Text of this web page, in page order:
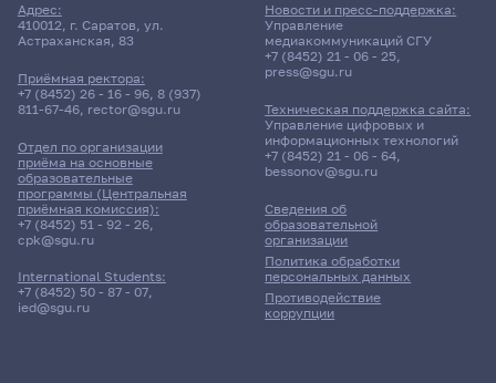
Адрес:
410012, г. Саратов, ул.
Астраханская, 83
Приёмная ректора:
+7 (8452) 26 - 16 - 96, 8 (937)
811-67-46, rector@sgu.ru
Отдел по организации
приёма на основные
образовательные
программы (Центральная
приёмная комиссия):
+7 (8452) 51 - 92 - 26,
cpk@sgu.ru
International Students:
+7 (8452) 50 - 87 - 07,
ied@sgu.ru
Сведения об
образовательной
организации
Политика обработки
персональных данных
Противодействие
коррупции
Новости и пресс-поддержка:
Управление
медиакоммуникаций СГУ
+7 (8452) 21 - 06 - 25,
press@sgu.ru
Техническая поддержка сайта:
Управление цифровых и
информационных технологий
+7 (8452) 21 - 06 - 64,
bessonov@sgu.ru